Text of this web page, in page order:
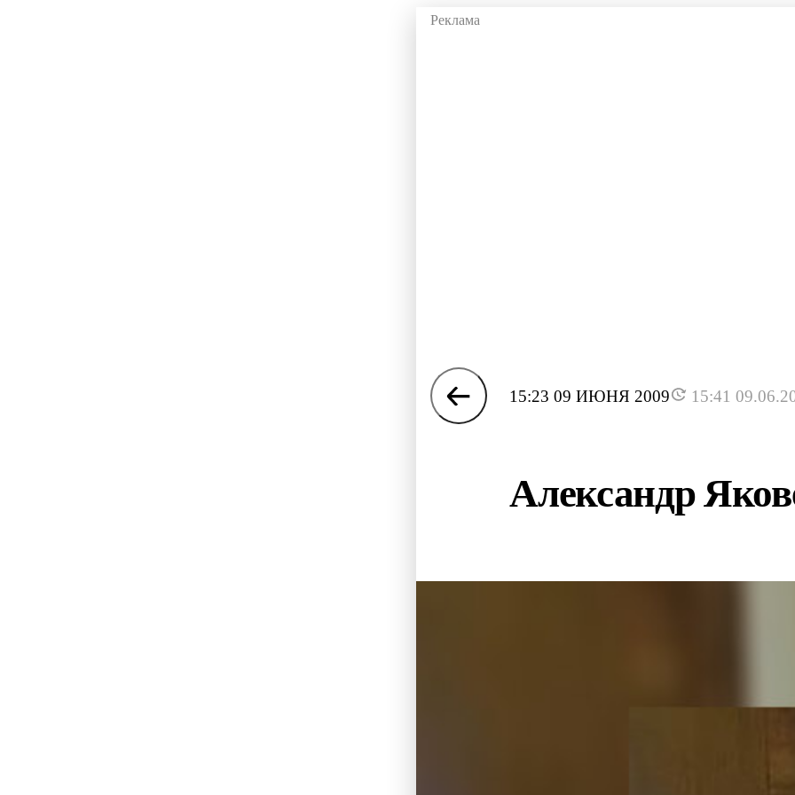
15:23 09 ИЮНЯ 2009 15:41
Александр